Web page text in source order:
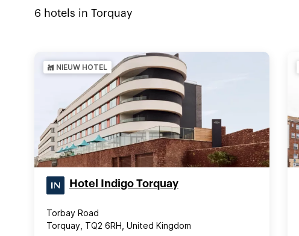
6 hotels in Torquay
NIEUW HOTEL
Hotel Indigo Torquay
Torbay Road
Torquay, TQ2 6RH, United Kingdom